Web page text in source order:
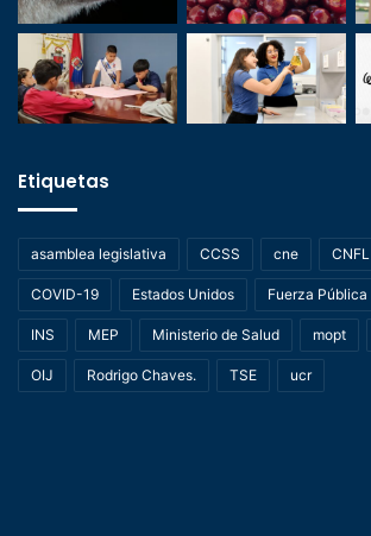
Etiquetas
asamblea legislativa CCSS cne CNFL
COVID-19 Estados Unidos Fuerza Pública
INS MEP Ministerio de Salud mopt
OIJ Rodrigo Chaves. TSE ucr